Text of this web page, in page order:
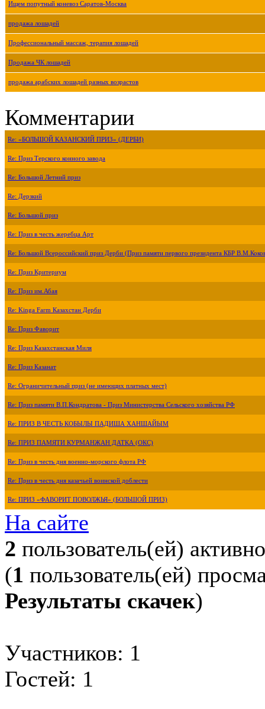
Ищем попутный коневоз Саратов-Москва
продажа лошадей
Профессиональный массаж, терапия лошадей
Продажа ЧК лошадей
продажа арабских лошадей разных возрастов
Комментарии
Re: «БОЛЬШОЙ КАЗАНСКИЙ ПРИЗ» (ДЕРБИ)
Re: Приз Терского конного завода
Re: Большой Летний приз
Re: Дерзкий
Re: Большой приз
Re: Приз в честь жеребца Арт
Re: Большой Всероссийский приз Дерби (Приз памяти первого президента КБР
Re: Приз Критериум
Re: Приз им.Абая
Re: Kinga Farm Казахстан Дерби
Re: Приз Фаворит
Re: Приз Казахстанская Миля
Re: Приз Казанат
Re: Ограничительный приз (не имеющих платных мест)
Re: Приз памяти В.П.Кондратова - Приз Министерства Сельского хозяйства РФ
Re: ПРИЗ В ЧЕСТЬ КОБЫЛЫ ПАДИША ХАНШАЙЫМ
Re: ПРИЗ ПАМЯТИ КУРМАНЖАН ДАТКА (ОКС)
Re: Приз в честь дня военно-морского флота РФ
Re: Приз в честь дня казачьей воинской доблести
Re: ПРИЗ «ФАВОРИТ ПОВОЛЖЬЯ» (БОЛЬШОЙ ПРИЗ)
На сайте
2 пользователь(ей) активно
(1 пользователь(ей)
Результаты скачек)
Участников: 1
Гостей: 1